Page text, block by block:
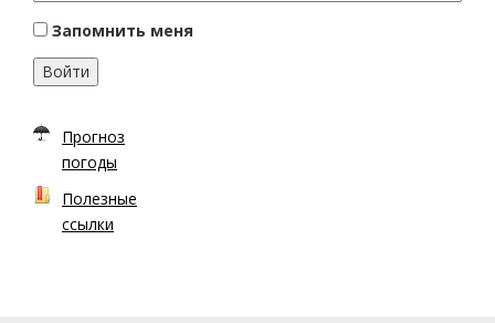
Запомнить меня
Войти
Прогноз
погоды
Полезные
ссылки